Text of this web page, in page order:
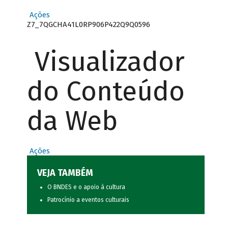
Ações
Z7_7QGCHA41L0RP906P422Q9Q0596
Visualizador
do Conteúdo
da Web
Ações
VEJA TAMBÉM
O BNDES e o apoio à cultura
Patrocínio a eventos culturais